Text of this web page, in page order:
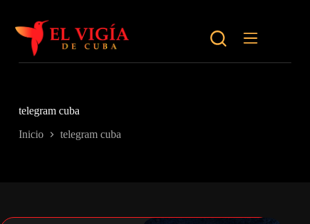
contenido
telegram cuba
Inicio telegram cuba